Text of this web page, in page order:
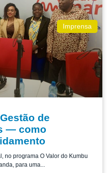
Imprensa
de
— como
no programa O Valor do Kumbu
para uma...